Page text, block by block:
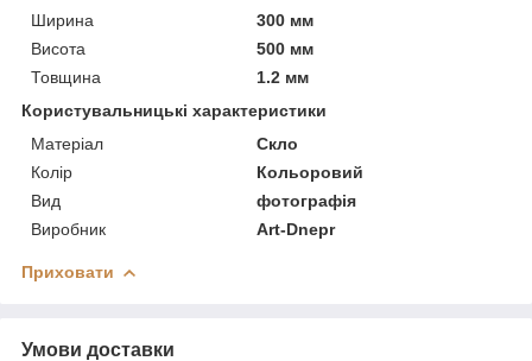
Ширина
300 мм
Висота
500 мм
Товщина
1.2 мм
Користувальницькі характеристики
Матеріал
Скло
Колір
Кольоровий
Вид
фотографія
Виробник
Art-Dnepr
Приховати
Умови доставки